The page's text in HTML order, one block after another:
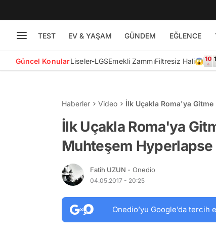
TEST EV & YAŞAM GÜNDEM EĞLENCE
Güncel KonularLiseler-LGSEmekli ZammıFiltresiz Hali😱
Haberler Video İlk Uçakla Roma'ya
İlk Uçakla Roma'ya
Muhteşem
Fatih UZUN - Onedio
04.05.2017 - 20:25
Onedio’yu Google’da